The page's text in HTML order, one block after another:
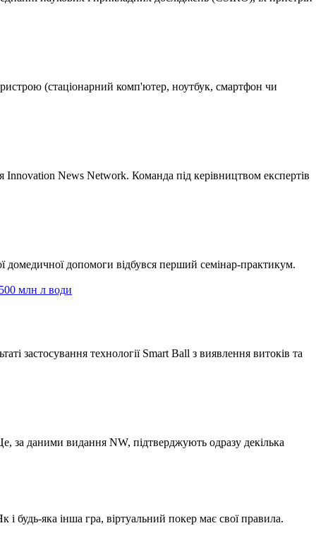
(стаціонарний комп'ютер, ноутбук, смартфон чи
News Network. Команда під керівництвом експертів
домедичної допомоги відбувся перший семінар-практикум.
млн л води
застосування технології Smart Ball з виявлення витоків та
за даними видання NW, підтверджують одразу декілька
і будь-яка інша гра, віртуальний покер має свої правила.